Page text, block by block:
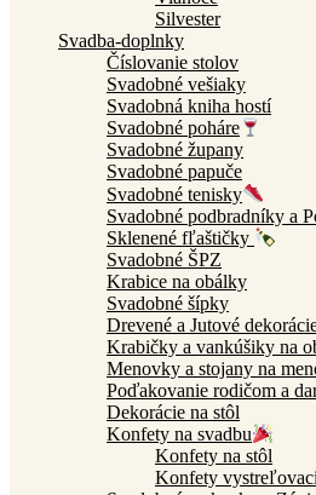
Silvester
Svadba-doplnky
Číslovanie stolov
Svadobné vešiaky
Svadobná kniha hostí
Svadobné poháre
Svadobné župany
Svadobné papuče
Svadobné tenisky
Svadobné podbradníky a
Sklenené fľaštičky
Svadobné ŠPZ
Krabice na obálky
Svadobné šípky
Drevené a Jutové
Krabičky a vankúšiky na
Menovky a stojany na
Poďakovanie rodičom a
Dekorácie na stôl
Konfety na svadbu
Konfety na stôl
Konfety